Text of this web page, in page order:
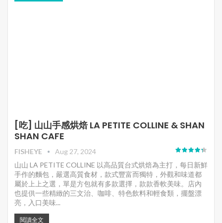
[吃] 山山手感烘焙 LA PETITE COLLINE & SHAN
SHAN CAFE
FISHEYE
Aug 27, 2024
山山 LA PETITE COLLINE 以高品質台式烘焙為主打，每日新鮮
手作的麵包，嚴選高質食材，款式豐富而獨特，外觀和味道都
屬於上上之選，單是方包就有多款選擇，款款香軟美味。店內
也提供一些精緻的三文治、咖啡、特色飲料和輕食類，擺盤漂
亮，入口美味...
閱讀全文